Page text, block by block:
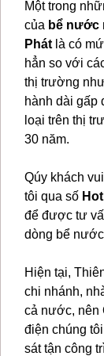
Một trong
của bể nước
Phát là có
hẳn so với
thị trường
hành dài gấp
loại trên thị
30 năm.
Qúy khách
tôi qua số
để được tư
dòng bể
Hiện tại,
chi nhánh,
cả nước, nên
điện chúng
sát tận công